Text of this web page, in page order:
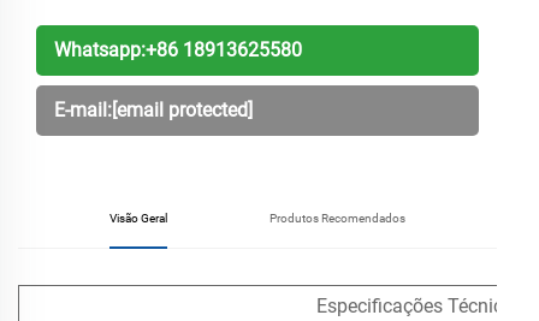
Whatsapp:+86 18913625580
E-mail:[email protected]
Visão Geral Produtos Recomendados
Especificações Técnicas